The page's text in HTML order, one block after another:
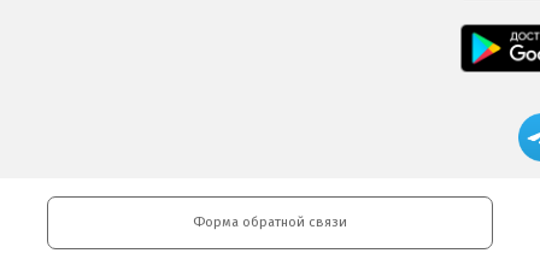
Форма обратной связи